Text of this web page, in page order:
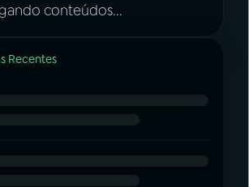
conteúdos...
Recentes